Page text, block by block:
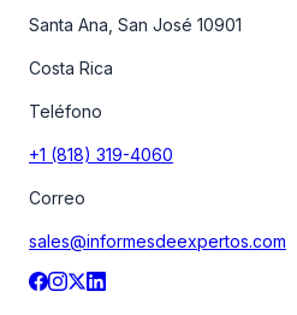
Santa Ana, San José 10901
Costa Rica
Teléfono
+1 (818) 319-4060
Correo
sales@informesdeexpertos.com